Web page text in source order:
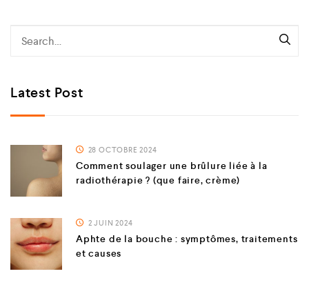
Latest Post
28 OCTOBRE 2024
Comment soulager une brûlure liée à la
radiothérapie ? (que faire, crème)
2 JUIN 2024
Aphte de la bouche : symptômes, traitements
et causes